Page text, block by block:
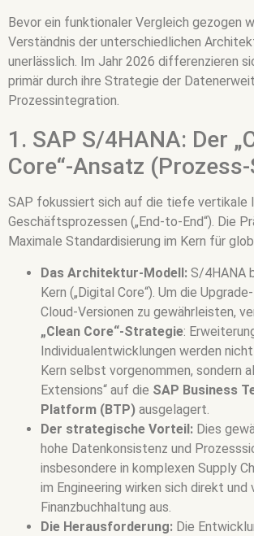
Bevor ein funktionaler Vergleich gezogen
Verständnis der unterschiedlichen
unerlässlich. Im Jahr 2026 differenzieren
primär durch ihre Strategie der
Prozessintegration.
1. SAP S/4HANA: Der
Core“-Ansatz
SAP fokussiert sich auf die tiefe vertikale
Geschäftsprozessen („End-to-End“). Die
Maximale Standardisierung im Kern für
Das Architektur-Modell: S/4HANA
Kern („Digital Core“). Um die
Cloud-Versionen zu gewährleisten,
„Clean Core“-Strategie:
Individualentwicklungen werden
Kern selbst vorgenommen, sondern
Extensions“ auf die SAP Business
Platform (BTP) ausgelagert.
Der strategische Vorteil: Dies
hohe Datenkonsistenz und
insbesondere in komplexen Supply
im Engineering wirken sich direkt und
Finanzbuchhaltung aus.
Die Herausforderung: Die